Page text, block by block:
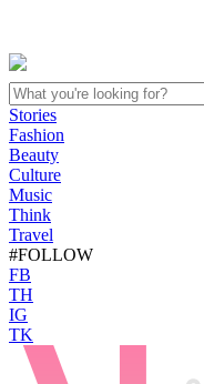
Stories
Fashion
Beauty
Culture
Music
Think
Travel
#FOLLOW
FB
TH
IG
TK